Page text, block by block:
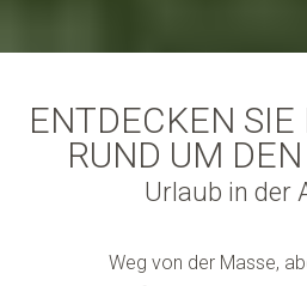
ENTDECKEN SIE
RUND UM
Urlaub in der
Weg von der Masse,